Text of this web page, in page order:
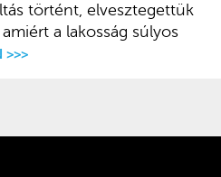
történt, elvesztegettük
a lakosság súlyos
>>>